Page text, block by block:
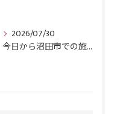
2026/07/30
今日から沼田市での施術がスタートです！